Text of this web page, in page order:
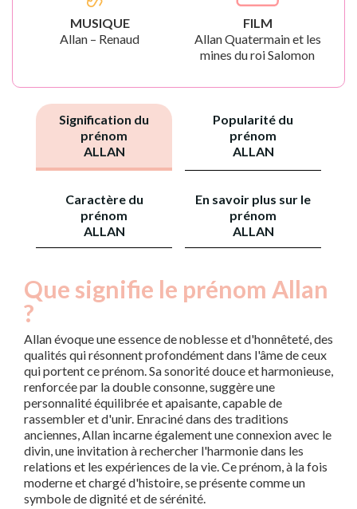
MUSIQUE
Allan – Renaud
FILM
Allan Quatermain et les
mines du roi Salomon
Signification du
prénom
ALLAN
Popularité du
prénom
ALLAN
Caractère du
prénom
ALLAN
En savoir plus sur le
prénom
ALLAN
Que signifie le prénom Allan
?
Allan évoque une essence de noblesse et d'honnêteté, des
qualités qui résonnent profondément dans l'âme de ceux
qui portent ce prénom. Sa sonorité douce et harmonieuse,
renforcée par la double consonne, suggère une
personnalité équilibrée et apaisante, capable de
rassembler et d'unir. Enraciné dans des traditions
anciennes, Allan incarne également une connexion avec le
divin, une invitation à rechercher l'harmonie dans les
relations et les expériences de la vie. Ce prénom, à la fois
moderne et chargé d'histoire, se présente comme un
symbole de dignité et de sérénité.